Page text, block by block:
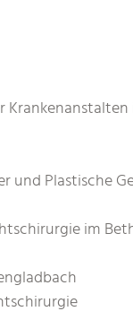
Plastische
im